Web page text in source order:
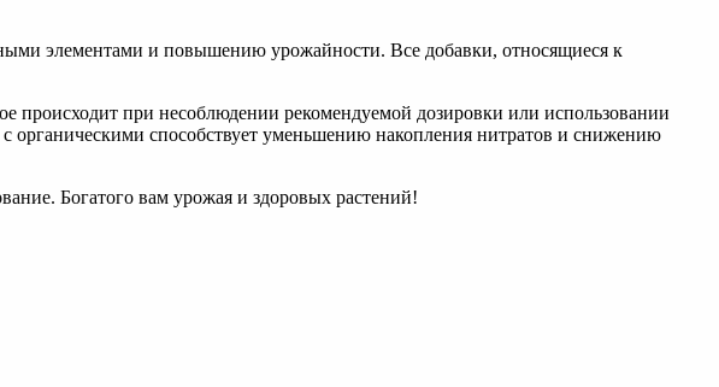
элементами и повышению урожайности. Все добавки, относящиеся к
происходит при несоблюдении рекомендуемой дозировки или использовании
органическими способствует уменьшению накопления нитратов и снижению
Богатого вам урожая и здоровых растений!